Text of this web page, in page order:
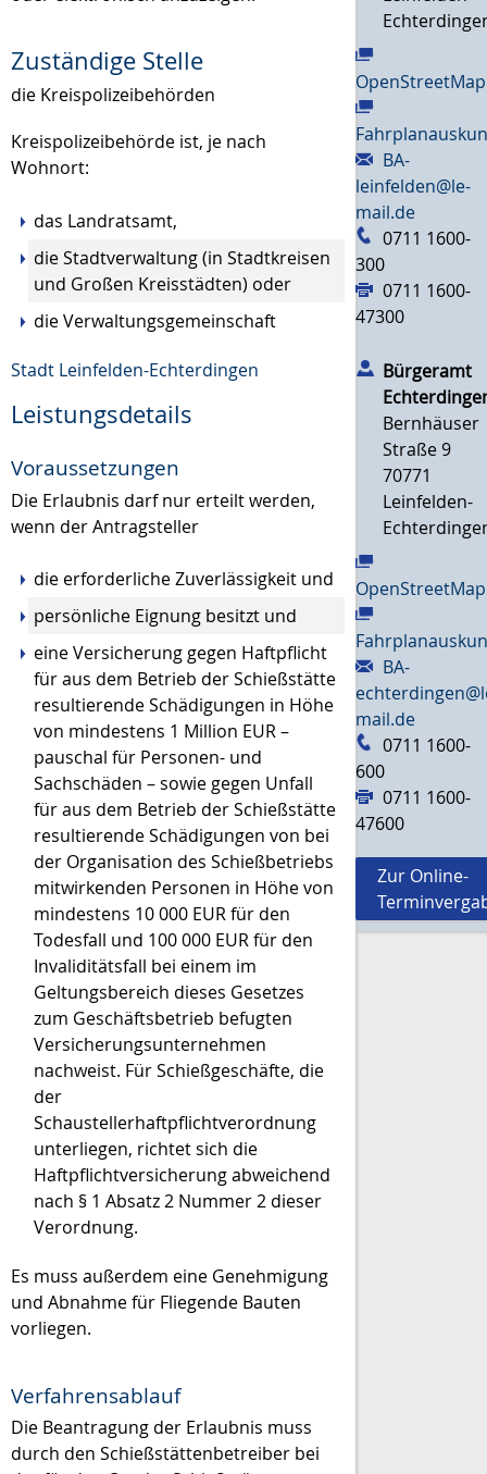
Zuständige Stelle
die Kreispolizeibehörden
Kreispolizeibehörde ist, je nach
Wohnort:
das Landratsamt,
die Stadtverwaltung (in Stadtkreisen
und Großen Kreisstädten) oder
die Verwaltungsgemeinschaft
Stadt Leinfelden-Echterdingen
Leistungsdetails
Voraussetzungen
Die Erlaubnis darf nur erteilt werden,
wenn der Antragsteller
die erforderliche Zuverlässigkeit und
persönliche Eignung besitzt und
eine Versicherung gegen Haftpflicht
für aus dem Betrieb der Schießstätte
resultierende Schädigungen in Höhe
von mindestens 1 Million EUR –
pauschal für Personen- und
Sachschäden – sowie gegen Unfall
für aus dem Betrieb der Schießstätte
resultierende Schädigungen von bei
der Organisation des Schießbetriebs
mitwirkenden Personen in Höhe von
mindestens 10 000 EUR für den
Todesfall und 100 000 EUR für den
Invaliditätsfall bei einem im
Geltungsbereich dieses Gesetzes
zum Geschäftsbetrieb befugten
Versicherungsunternehmen
nachweist. Für Schießgeschäfte, die
der
Schaustellerhaftpflichtverordnung
unterliegen, richtet sich die
Haftpflichtversicherung abweichend
nach § 1 Absatz 2 Nummer 2 dieser
Verordnung.
Es muss außerdem eine Genehmigung
und Abnahme für Fliegende Bauten
vorliegen.
Verfahrensablauf
Die Beantragung der Erlaubnis muss
durch den Schießstättenbetreiber bei
OpenStreetMap
BA-
leinfelden@le-
mail.de
0711 1600-
300
0711 1600-
47300
Bürgeramt
Bernhäuser
Straße 9
70771
Leinfelden-
OpenStreetMap
BA-
mail.de
0711 1600-
600
0711 1600-
47600
Zur Online-